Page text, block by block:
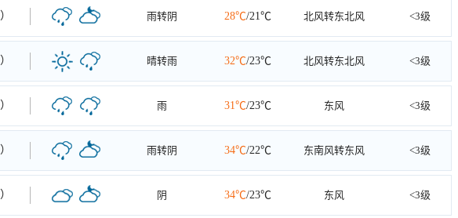
雨转阴 28℃/21℃ 北风转东北风 <3级
晴转雨 32℃/23℃ 北风转东北风 <3级
雨 31℃/23℃ 东风 <3级
雨转阴 34℃/22℃ 东南风转东风 <3级
阴 34℃/23℃ 东风 <3级